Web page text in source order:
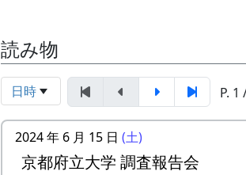
読み物
日時 P. 1
2024 年 6 月 15 日 (土)
京都府立大学 調査報告会